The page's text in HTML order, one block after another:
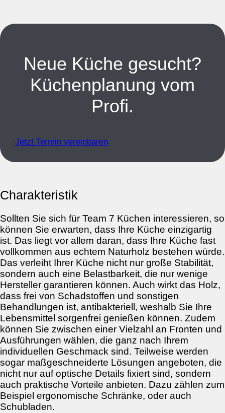
Neue Küche gesucht?
Küchenplanung vom
Profi.
Jetzt Termin vereinbaren
Charakteristik
Sollten Sie sich für Team 7 Küchen interessieren, so
können Sie erwarten, dass Ihre Küche einzigartig
ist. Das liegt vor allem daran, dass Ihre Küche fast
vollkommen aus echtem Naturholz bestehen würde.
Das verleiht Ihrer Küche nicht nur große Stabilität,
sondern auch eine Belastbarkeit, die nur wenige
Hersteller garantieren können. Auch wirkt das Holz,
dass frei von Schadstoffen und sonstigen
Behandlungen ist, antibakteriell, weshalb Sie Ihre
Lebensmittel sorgenfrei genießen können. Zudem
können Sie zwischen einer Vielzahl an Fronten und
Ausführungen wählen, die ganz nach Ihrem
individuellen Geschmack sind. Teilweise werden
sogar maßgeschneiderte Lösungen angeboten, die
nicht nur auf optische Details fixiert sind, sondern
auch praktische Vorteile anbieten. Dazu zählen zum
Beispiel ergonomische Schränke, oder auch
Schubladen.